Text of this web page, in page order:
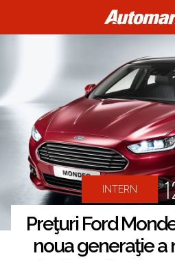
INTERN
Preţuri Ford
noua generaţie